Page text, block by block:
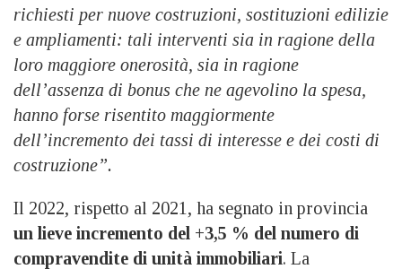
richiesti per nuove costruzioni, sostituzioni edilizie
e ampliamenti: tali interventi sia in ragione della
loro maggiore onerosità, sia in ragione
dell’assenza di bonus che ne agevolino la spesa,
hanno forse risentito maggiormente
dell’incremento dei tassi di interesse e dei costi di
costruzione”.
Il 2022, rispetto al 2021, ha segnato in provincia
un lieve incremento del +3,5 % del numero di
compravendite di unità immobiliari. La